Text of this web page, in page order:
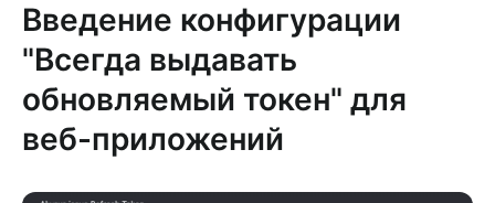
Введение конфигурации
"Всегда выдавать
обновляемый токен" для
веб-приложений